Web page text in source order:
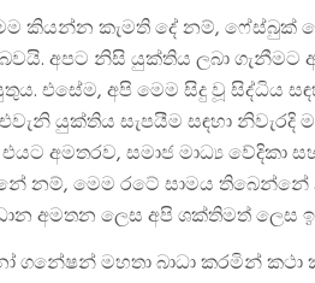
කියන්න කැමති දේ නම්, ෆේස්බුක්
අපට නිසි යුක්තිය ලබා ගැනීමට
එසේම, අපි මෙම සිදු වූ සිද්ධිය
යුක්තිය සැපයීම සඳහා නිවැරදි
එයට අමතරව, සමාජ මාධ්‍ය
නම්, මෙම රටේ සාමය තිබෙන්නේ
අමතන ලෙස අපි ශක්තිමත් ලෙස
ගනේෂන් මහතා බාධා කරමින් කථා